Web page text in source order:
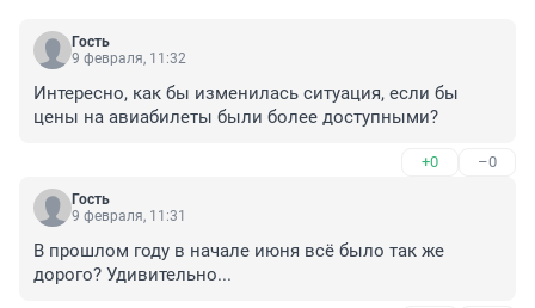
Гость
9 февраля, 11:32
Интересно, как бы изменилась ситуация, если бы
цены на авиабилеты были более доступными?
+0 –0
Гость
9 февраля, 11:31
В прошлом году в начале июня всё было так же
дорого? Удивительно...